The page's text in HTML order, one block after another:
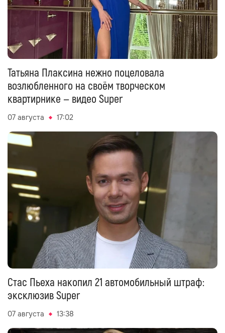
Татьяна Плаксина нежно поцеловала
возлюбленного на своём творческом
квартирнике — видео Super
07 августа 17:02
Стас Пьеха накопил 21 автомобильный штраф:
эксклюзив Super
07 августа 13:38